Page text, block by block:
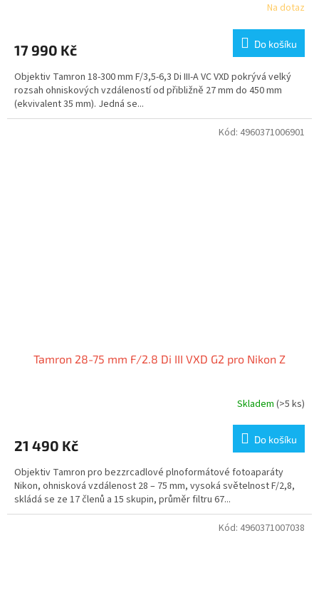
Na dotaz
17 990 Kč Do košíku
Objektiv Tamron 18-300 mm F/3,5-6,3 Di III-A VC VXD pokrývá velký
rozsah ohniskových vzdáleností od přibližně 27 mm do 450 mm
(ekvivalent 35 mm). Jedná se...
Tamron 28-75 mm F/2.8 Di III VXD G2 pro Nikon Z
Skladem (>5 ks)
21 490 Kč Do košíku
Objektiv Tamron pro bezzrcadlové plnoformátové fotoaparáty
Nikon, ohnisková vzdálenost 28 – 75 mm, vysoká světelnost F/2,8,
skládá se ze 17 členů a 15 skupin, průměr filtru 67...
Kód: 4960371006901
Kód: 4960371007038